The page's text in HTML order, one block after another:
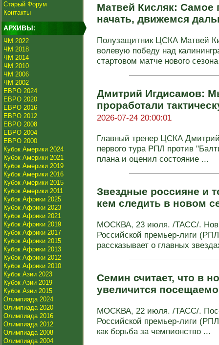
Старый Форум
Контакты
АРХИВЫ:
ЧМ 2022
ЧМ 2018
ЧМ 2014
ЧМ 2010
ЧМ 2006
ЧМ 2002
ЕВРО 2024
ЕВРО 2020
ЕВРО 2016
ЕВРО 2012
ЕВРО 2008
ЕВРО 2004
ЕВРО 2000
Кубок Америки 2024
Кубок Америки 2021
Кубок Америки 2019
Кубок Америки 2016
Кубок Америки 2015
Кубок Америки 2011
Кубок Африки 2025
Кубок Африки 2023
Кубок Африки 2021
Кубок Африки 2019
Кубок Африки 2017
Кубок Африки 2015
Кубок Африки 2013
Кубок Африки 2012
Кубок Африки 2010
Кубок Азии 2023
Кубок Азии 2019
Кубок Азии 2015
Олимпиада 2024
Олимпиада 2020
Олимпиада 2016
Олимпиада 2012
Олимпиада 2008
Олимпиада 2004
Матвей Кисляк: Самое
начать, движемся
Полузащитник ЦСКА Матвей
волевую победу над
стартовом матче нового
Дмитрий Игдисамов:
проработали
2026-07-24 20:00:01
Главный тренер ЦСКА
первого тура РПЛ против
плана и оценил состояние ...
Звездные россияне и
кем следить в новом
МОСКВА, 23 июля. /ТАСС/.
Российской премьер-лиги
рассказывает о главных
Семин считает, что в
увеличится
МОСКВА, 22 июля. /ТАСС/.
Российской премьер-лиги
как борьба за чемпионство ...